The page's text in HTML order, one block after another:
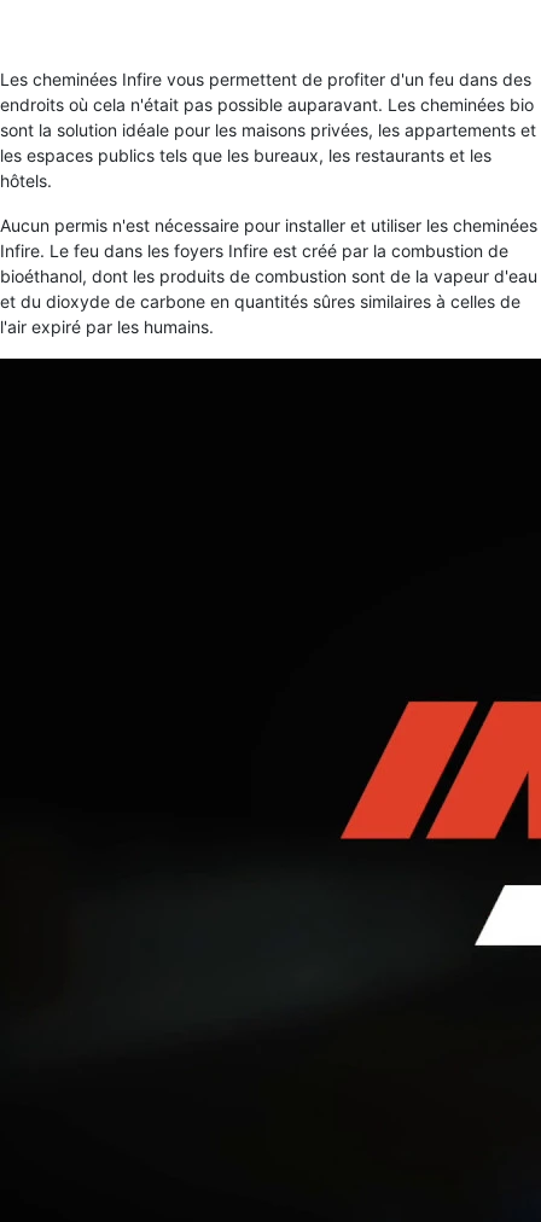
Les cheminées Infire vous permettent de profiter d'un feu dans des
endroits où cela n'était pas possible auparavant. Les cheminées bio
sont la solution idéale pour les maisons privées, les appartements et
les espaces publics tels que les bureaux, les restaurants et les
hôtels.
Aucun permis n'est nécessaire pour installer et utiliser les cheminées
Infire. Le feu dans les foyers Infire est créé par la combustion de
bioéthanol, dont les produits de combustion sont de la vapeur d'eau
et du dioxyde de carbone en quantités sûres similaires à celles de
l'air expiré par les humains.